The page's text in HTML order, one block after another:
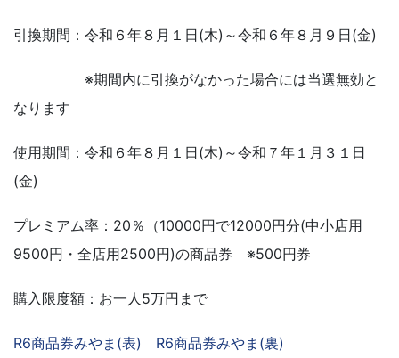
引換期間：令和６年８月１日(木)～令和６年８月９日(金)
※期間内に引換がなかった場合には当選無効と
なります
使用期間：令和６年８月１日(木)～令和７年１月３１日
(金)
プレミアム率：20％（10000円で12000円分(中小店用
9500円・全店用2500円)の商品券 ※500円券
購入限度額：お一人5万円まで
R6商品券みやま(表) R6商品券みやま(裏)